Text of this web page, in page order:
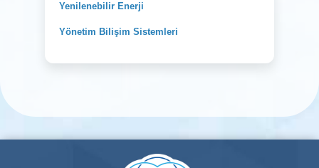
Yenilenebilir Enerji
Yönetim Bilişim Sistemleri